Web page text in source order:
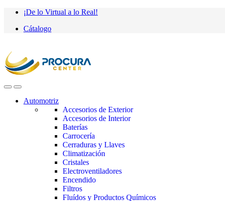
Saltar
navegación
saltar
contenido
¡De lo Virtual a lo Real!
Cátalogo
Automotriz
Accesorios de Exterior
Accesorios de Interior
Baterías
Carrocería
Cerraduras y Llaves
Climatización
Cristales
Electroventiladores
Encendido
Filtros
Fluídos y Productos Químicos